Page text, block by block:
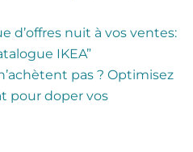
d’offres nuit à vos ventes:
IKEA”
pas ? Optimisez
pour doper vos